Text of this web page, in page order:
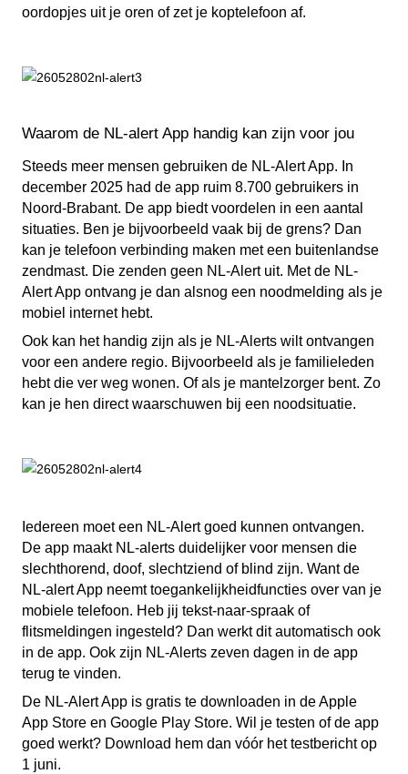
oordopjes uit je oren of zet je koptelefoon af.
Waarom de NL-alert App handig kan zijn voor jou
Steeds meer mensen gebruiken de NL-Alert App. In
december 2025 had de app ruim 8.700 gebruikers in
Noord-Brabant. De app biedt voordelen in een aantal
situaties. Ben je bijvoorbeeld vaak bij de grens? Dan
kan je telefoon verbinding maken met een buitenlandse
zendmast. Die zenden geen NL-Alert uit. Met de NL-
Alert App ontvang je dan alsnog een noodmelding als je
mobiel internet hebt.
Ook kan het handig zijn als je NL-Alerts wilt ontvangen
voor een andere regio. Bijvoorbeeld als je familieleden
hebt die ver weg wonen. Of als je mantelzorger bent. Zo
kan je hen direct waarschuwen bij een noodsituatie.
Iedereen moet een NL-Alert goed kunnen ontvangen.
De app maakt NL-alerts duidelijker voor mensen die
slechthorend, doof, slechtziend of blind zijn. Want de
NL-alert App neemt toegankelijkheidfuncties over van je
mobiele telefoon. Heb jij tekst-naar-spraak of
flitsmeldingen ingesteld? Dan werkt dit automatisch ook
in de app. Ook zijn NL-Alerts zeven dagen in de app
terug te vinden.
De NL-Alert App is gratis te downloaden in de Apple
App Store en Google Play Store. Wil je testen of de app
goed werkt? Download hem dan vóór het testbericht op
1 juni.